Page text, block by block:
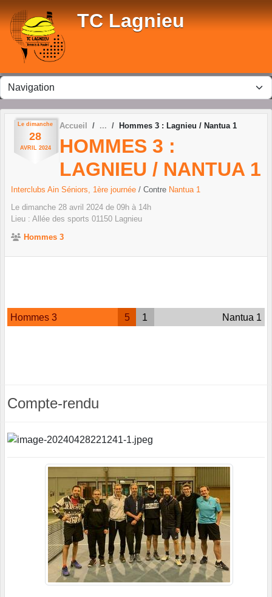
TC Lagnieu
Le dimanche
28
AVRIL 2024
Accueil Hommes 3 : Lagnieu / Nantua 1
HOMMES 3 :
LAGNIEU / NANTUA 1
Interclubs Ain Séniors, 1ère journée / Contre Nantua 1
Le dimanche 28 avril 2024 de 09h à 14h
Lieu : Allée des sports 01150 Lagnieu
Hommes 3
Hommes 3 5 1 Nantua 1
Compte-rendu